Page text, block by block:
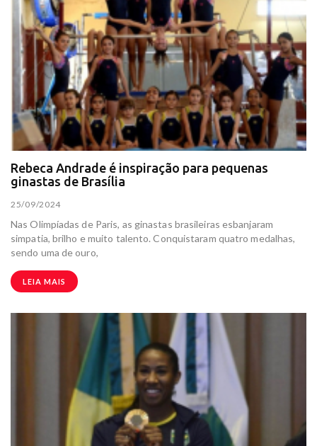
Rebeca Andrade é inspiração para pequenas
ginastas de Brasília
25/09/2024
Nas Olimpíadas de Paris, as ginastas brasileiras esbanjaram
simpatia, brilho e muito talento. Conquistaram quatro medalhas,
sendo uma de ouro,
LEIA MAIS